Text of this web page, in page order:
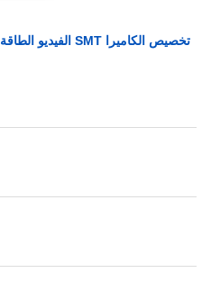
تخصيص الكاميرا SMT الفيديو الطاقة المطبوعة الالكترونية PCB التجميع